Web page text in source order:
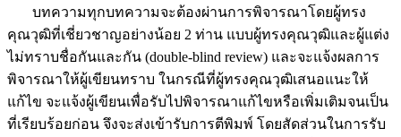
บทความทุกบทความจะต้องผ่านการพิจารณาโดยผู้ทรง
คุณวุฒิที่เชี่ยวชาญอย่างน้อย 2 ท่าน แบบผู้ทรงคุณวุฒิและผู้แต่ง
ไม่ทราบชื่อกันและกัน (double-blind review) และจะแจ้งผลการ
พิจารณาให้ผู้เขียนทราบ ในกรณีที่ผู้ทรงคุณวุฒิเสนอแนะให้
แก้ไข จะแจ้งผู้เขียนเพื่อรับไปพิจารณาแก้ไขหรือเพิ่มเติมจนเป็น
ที่เรียบร้อยก่อน จึงจะส่งเข้ารับการตีพิมพ์ โดยสัดส่วนในการรับ